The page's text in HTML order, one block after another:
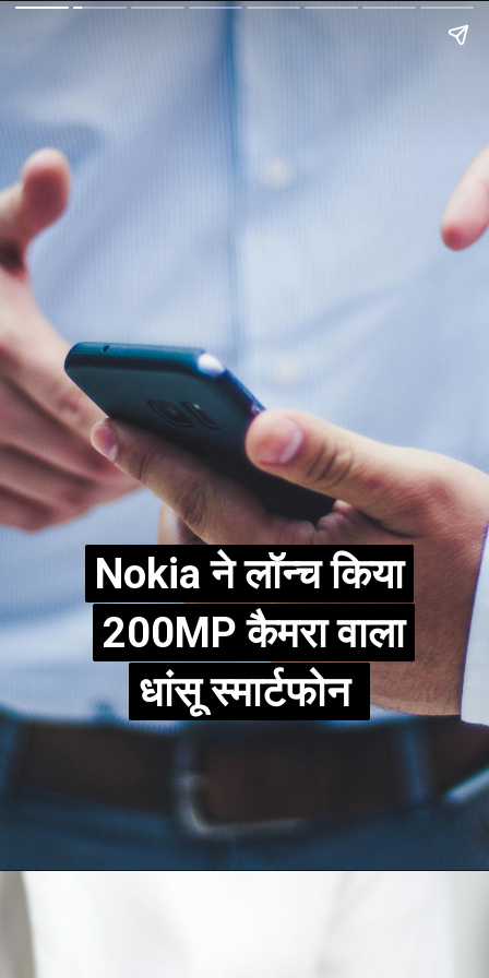
Nokia ने लॉन्च किया
200MP कैमरा वाला
धांसू स्मार्टफोन
Nokia ने लॉन्च किया
200MP कैमरा वाला
धांसू स्मार्टफोन